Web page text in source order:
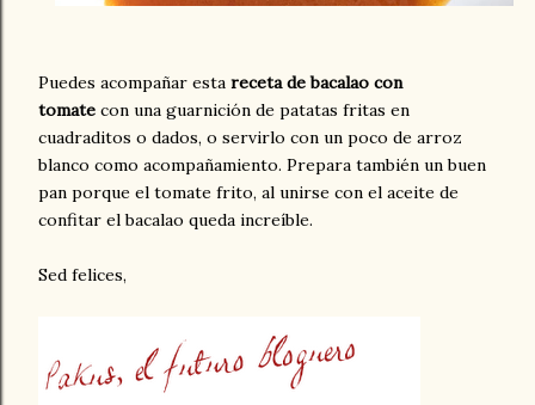
Puedes acompañar esta receta de bacalao con
tomate con una guarnición de patatas fritas en
cuadraditos o dados, o servirlo con un poco de arroz
blanco como acompañamiento. Prepara también un buen
pan porque el tomate frito, al unirse con el aceite de
confitar el bacalao queda increíble.
Sed felices,